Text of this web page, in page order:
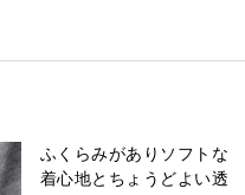
ふくらみがありソフトな
着心地とちょうどよい透